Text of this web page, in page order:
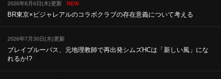
2026年8月6日(木)更新 NEW
BR東京×ビジャレアルのコラボクラブの存在意義について考える
2026年7月30日(木)更新
ブレイブルーパス、元地理教師で再出発シムズHCは「新しい風」にな
れるか!?